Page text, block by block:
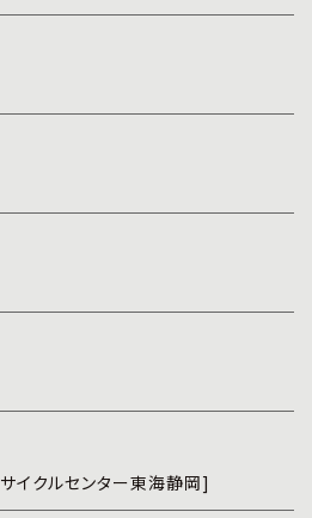
イクルセンター東海静岡]